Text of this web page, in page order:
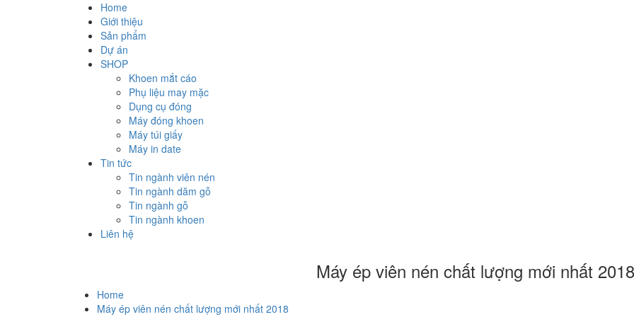
Home
Giới thiệu
Sản phẩm
Dự án
SHOP
Khoen mắt cáo
Phụ liệu may mặc
Dụng cụ đóng
Máy đóng khoen
Máy túi giấy
Máy in date
Tin tức
Tin ngành viên nén
Tin ngành dăm gỗ
Tin ngành gỗ
Tin ngành khoen
Liên hệ
Máy ép viên nén chất lượng mới nhất 2018
Home
Máy ép viên nén chất lượng mới nhất 2018